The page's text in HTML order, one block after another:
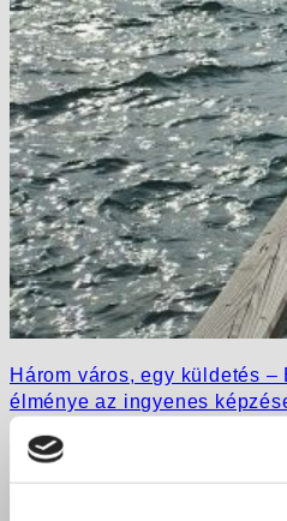
Három város, egy küldetés
élménye az ingyenes